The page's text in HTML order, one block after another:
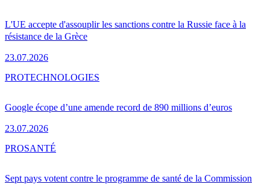
L'UE accepte d'assouplir les sanctions contre la Russie face à la
résistance de la Grèce
23.07.2026
Google écope d’une amende record de 890 millions d’euros
23.07.2026
PROTECHNOLOGIES
Sept pays votent contre le programme de santé de la Commission
PROSANTÉ